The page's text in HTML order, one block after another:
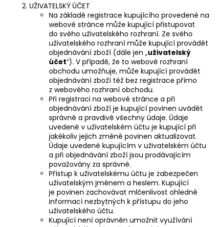
UŽIVATELSKÝ ÚČET
Na základě registrace kupujícího provedené na
webové stránce může kupující přistupovat
do svého uživatelského rozhraní. Ze svého
uživatelského rozhraní může kupující provádět
objednávání zboží (dále jen „uživatelský
účet“). V případě, že to webové rozhraní
obchodu umožňuje, může kupující provádět
objednávání zboží též bez registrace přímo
z webového rozhraní obchodu.
Při registraci na webové stránce a při
objednávání zboží je kupující povinen uvádět
správně a pravdivě všechny údaje. Údaje
uvedené v uživatelském účtu je kupující při
jakékoliv jejich změně povinen aktualizovat.
Údaje uvedené kupujícím v uživatelském účtu
a při objednávání zboží jsou prodávajícím
považovány za správné.
Přístup k uživatelskému účtu je zabezpečen
uživatelským jménem a heslem. Kupující
je povinen zachovávat mlčenlivost ohledně
informací nezbytných k přístupu do jeho
uživatelského účtu.
Kupující není oprávněn umožnit využívání